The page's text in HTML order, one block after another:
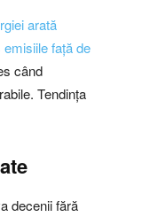
arată
față de
când
Tendința
decenii fără